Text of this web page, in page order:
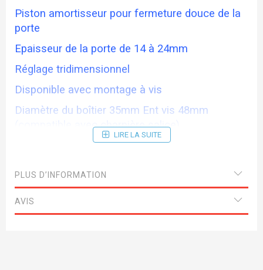
Piston amortisseur pour fermeture douce de la
porte
Epaisseur de la porte de 14 à 24mm
Réglage tridimensionnel
Disponible avec montage à vis
Diamètre du boîtier 35mm Ent vis 48mm
(compatible avec charnière salice)
Rang de perçage D = 3-7mm
LIRE LA SUITE
PLUS D’INFORMATION
AVIS